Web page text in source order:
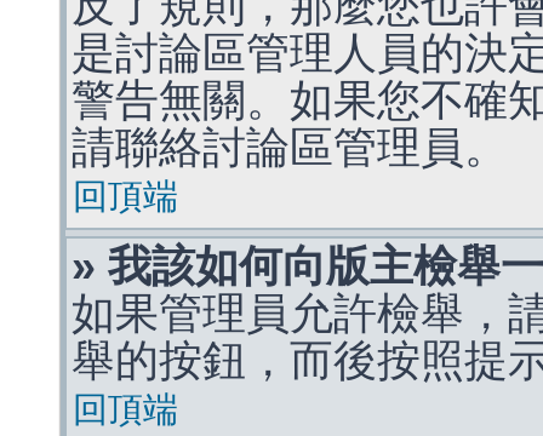
是討論區管理人員的決
警告無關。如果您不確
請聯絡討論區管理員。
回頂端
» 我該如何向版主檢舉
如果管理員允許檢舉，
舉的按鈕，而後按照提
回頂端